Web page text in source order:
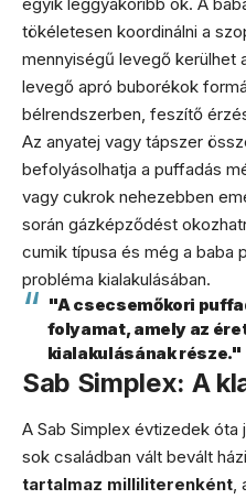
egyik leggyakoribb ok. A
tökéletesen koordinálni a
mennyiségű levegő kerülhet
levegő apró buborékok
bélrendszerben, feszítő
Az anyatej vagy tápszer
befolyásolhatja a puffadás
vagy cukrok nehezebben
során gázképződést
cumik típusa és még a baba
probléma kialakulásában.
"A csecsemőkori
folyamat, amely az
kialakulásának része."
Sab Simplex: A
A Sab Simplex évtizedek óta
sok családban vált bevált
tartalmaz milliliterenként,